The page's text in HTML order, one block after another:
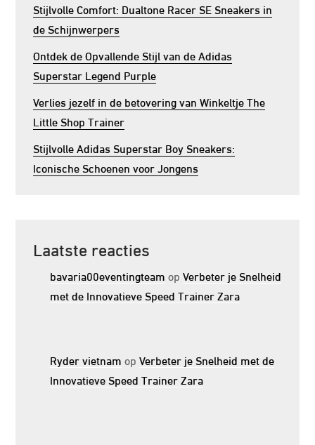
Stijlvolle Comfort: Dualtone Racer SE Sneakers in
de Schijnwerpers
Ontdek de Opvallende Stijl van de Adidas
Superstar Legend Purple
Verlies jezelf in de betovering van Winkeltje The
Little Shop Trainer
Stijlvolle Adidas Superstar Boy Sneakers:
Iconische Schoenen voor Jongens
Laatste reacties
bavaria00eventingteam opVerbeter je Snelheid
met de Innovatieve Speed Trainer Zara
Ryder vietnam opVerbeter je Snelheid met de
Innovatieve Speed Trainer Zara